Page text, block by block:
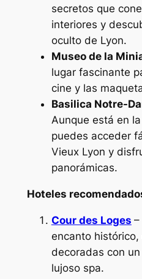
secretos que
interiores y
oculto de Lyon.
Museo de la
lugar fascinante
cine y las
Basilica Notre-
Aunque está en
puedes acceder
Vieux Lyon y
panorámicas.
Hoteles
Cour des Loges
encanto
decoradas con
lujoso spa.